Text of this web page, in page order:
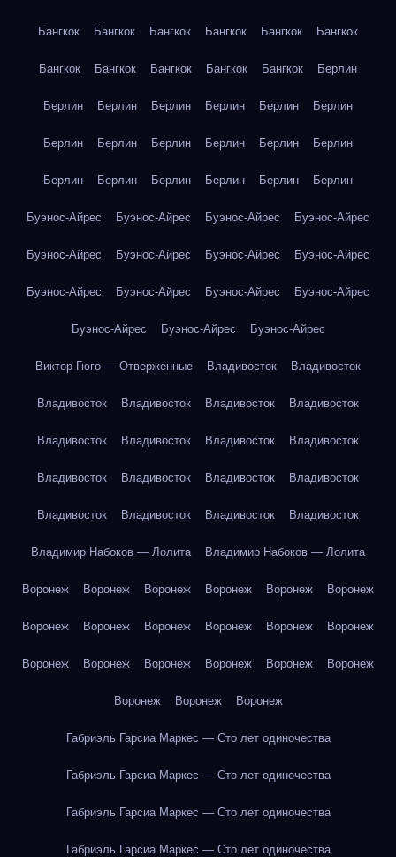
Бангкок Бангкок Бангкок Бангкок Бангкок Бангкок
Бангкок Бангкок Бангкок Бангкок Бангкок Берлин
Берлин Берлин Берлин Берлин Берлин Берлин
Берлин Берлин Берлин Берлин Берлин Берлин
Берлин Берлин Берлин Берлин Берлин Берлин
Буэнос-Айрес Буэнос-Айрес Буэнос-Айрес Буэнос-Айрес
Буэнос-Айрес Буэнос-Айрес Буэнос-Айрес Буэнос-Айрес
Буэнос-Айрес Буэнос-Айрес Буэнос-Айрес Буэнос-Айрес
Буэнос-Айрес Буэнос-Айрес Буэнос-Айрес
Виктор Гюго — Отверженные Владивосток Владивосток
Владивосток Владивосток Владивосток Владивосток
Владивосток Владивосток Владивосток Владивосток
Владивосток Владивосток Владивосток Владивосток
Владивосток Владивосток Владивосток Владивосток
Владимир Набоков — Лолита Владимир Набоков — Лолита
Воронеж Воронеж Воронеж Воронеж Воронеж Воронеж
Воронеж Воронеж Воронеж Воронеж Воронеж Воронеж
Воронеж Воронеж Воронеж Воронеж Воронеж Воронеж
Воронеж Воронеж Воронеж
Габриэль Гарсиа Маркес — Сто лет одиночества
Габриэль Гарсиа Маркес — Сто лет одиночества
Габриэль Гарсиа Маркес — Сто лет одиночества
Габриэль Гарсиа Маркес — Сто лет одиночества